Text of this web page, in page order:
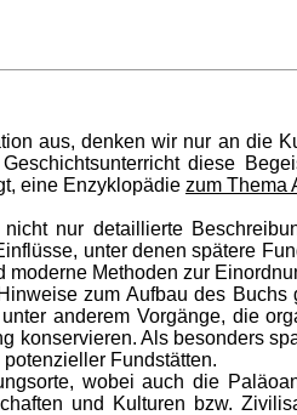
aus, denken wir nur an die
diese
eine Enzyklopädie zum Thema
nur detaillierte
unter denen spätere
Methoden zur
zum Aufbau des
anderem Vorgänge, die
konservieren. Als besonders
Fundstätten.
wobei auch die
und Kulturen bzw.